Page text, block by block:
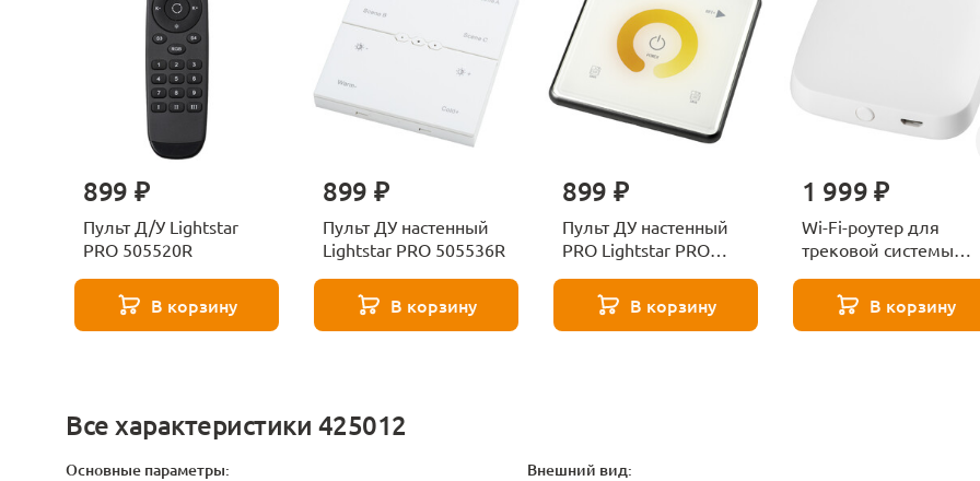
899 ₽
Пульт Д/У Lightstar
PRO 505520R
В корзину
899 ₽
Пульт ДУ настенный
Lightstar PRO 505536R
В корзину
899 ₽
Пульт ДУ настенный
PRO Lightstar PRO
В корзину
1 999 ₽
Wi-Fi-роутер для
трековой системы
В корзину
Все характеристики 425012
Основные параметры: Внешний вид: